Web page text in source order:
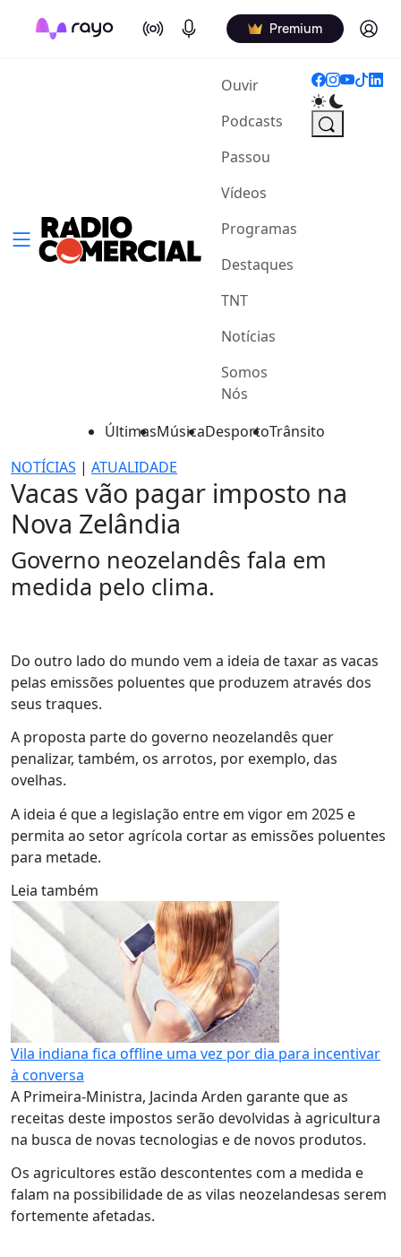
On Air Podcasts Premium Log in
Ouvir(current)
Podcasts
Passou
Vídeos
Programas
Destaques
TNT
Notícias
Somos
Nós
ÚltimasMúsicaDesportoTrânsito
NOTÍCIAS | ATUALIDADE
Vacas vão pagar imposto na
Nova Zelândia
Governo neozelandês fala em
medida pelo clima.
Do outro lado do mundo vem a ideia de taxar as vacas
pelas emissões poluentes que produzem através dos
seus traques.
A proposta parte do governo neozelandês quer
penalizar, também, os arrotos, por exemplo, das
ovelhas.
A ideia é que a legislação entre em vigor em 2025 e
permita ao setor agrícola cortar as emissões poluentes
para metade.
Leia também
Vila indiana fica offline uma vez por dia para incentivar
à conversa
A Primeira-Ministra, Jacinda Arden garante que as
receitas deste impostos serão devolvidas à agricultura
na busca de novas tecnologias e de novos produtos.
Os agricultores estão descontentes com a medida e
falam na possibilidade de as vilas neozelandesas serem
fortemente afetadas.